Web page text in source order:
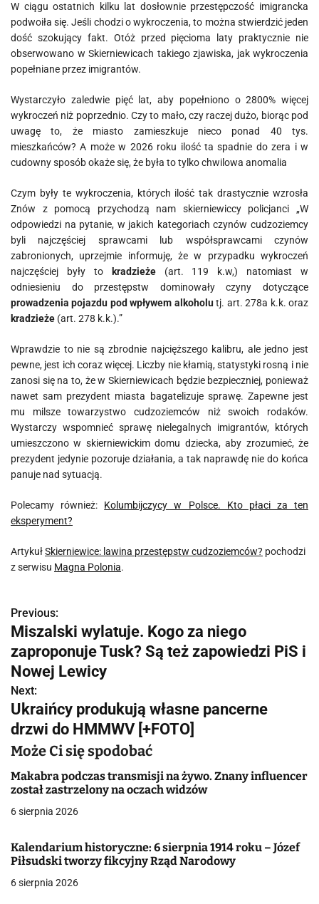
W ciągu ostatnich kilku lat dosłownie przestępczość imigrancka
podwoiła się. Jeśli chodzi o wykroczenia, to można stwierdzić jeden
dość szokujący fakt. Otóż przed pięcioma laty praktycznie nie
obserwowano w Skierniewicach takiego zjawiska, jak wykroczenia
popełniane przez imigrantów.
Wystarczyło zaledwie pięć lat, aby popełniono o 2800% więcej
wykroczeń niż poprzednio. Czy to mało, czy raczej dużo, biorąc pod
uwagę to, że miasto zamieszkuje nieco ponad 40 tys.
mieszkańców? A może w 2026 roku ilość ta spadnie do zera i w
cudowny sposób okaże się, że była to tylko chwilowa anomalia
Czym były te wykroczenia, których ilość tak drastycznie wzrosła
Znów z pomocą przychodzą nam skierniewiccy policjanci „W
odpowiedzi na pytanie, w jakich kategoriach czynów cudzoziemcy
byli najczęściej sprawcami lub współsprawcami czynów
zabronionych, uprzejmie informuję, że w przypadku wykroczeń
najczęściej były to
kradzieże(art. 119 k.w,) natomiast w
odniesieniu do przestępstw dominowały czyny dotyczące
prowadzenia pojazdu pod wpływem alkoholutj. art. 278a k.k. oraz
kradzieże (art. 278 k.k.).”
Wprawdzie to nie są zbrodnie najcięższego kalibru, ale jedno jest
pewne, jest ich coraz więcej. Liczby nie kłamią, statystyki rosną i nie
zanosi się na to, że w Skierniewicach będzie bezpieczniej, ponieważ
nawet sam prezydent miasta bagatelizuje sprawę. Zapewne jest
mu milsze towarzystwo cudzoziemców niż swoich rodaków.
Wystarczy wspomnieć sprawę nielegalnych imigrantów, których
umieszczono w skierniewickim domu dziecka, aby zrozumieć, że
prezydent jedynie pozoruje działania, a tak naprawdę nie do końca
panuje nad sytuacją.
Polecamy również: Kolumbijczycy w Polsce. Kto płaci za ten
eksperyment?
ArtykułSkierniewice: lawina przestępstw cudzoziemców? pochodzi
z serwisu Magna Polonia.
N
a
w
i
g
a
c
j
w
p
Previous:
Miszalski wylatuje. Kogo za niego
zaproponuje Tusk? Są też zapowiedzi PiS i
Nowej Lewicy
Next:
Ukraińcy produkują własne pancerne
drzwi do HMMWV [+FOTO]
Może Ci się spodobać
Makabra podczas transmisji na żywo. Znany influencer
został zastrzelony na oczach widzów
6 sierpnia 2026
Kalendarium historyczne: 6 sierpnia 1914 roku – Józef
Piłsudski tworzy fikcyjny Rząd Narodowy
6 sierpnia 2026